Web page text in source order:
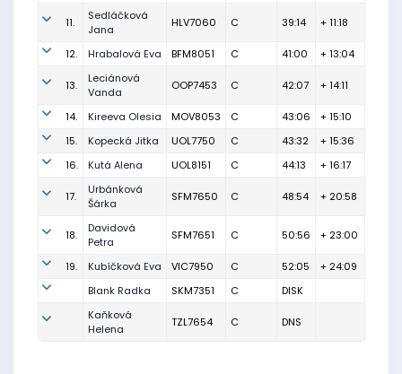
11.
Sedláčková
Jana
HLV7060 C 39:14 + 11:18
12. Hrabalová Eva BFM8051 C 41:00 + 13:04
13.
Leciánová
Vanda
OOP7453 C 42:07 + 14:11
14. Kireeva Olesia MOV8053 C 43:06
+ 15:10
15.
Kopecká Jitka UOL7750 C 43:32
+ 15:36
16.
Kutá Alena UOL8151 C 44:13 + 16:17
17.
Urbánková
Šárka
SFM7650 C 48:54 + 20:58
18.
Davidová
Petra
SFM7651 C 50:56 + 23:00
19. Kubíčková Eva VIC7950 C 52:05
+ 24:09
Blank Radka
SKM7351 C
DISK
Kaňková
Helena
TZL7654 C DNS